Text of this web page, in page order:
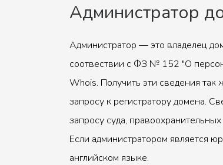
Администратор
Администратор — это владелец
соотвествии с ФЗ № 152 "О
Whois. Получить эти сведения
запросу к регистратору домена.
запросу суда,
Если администратором является
английском языке.